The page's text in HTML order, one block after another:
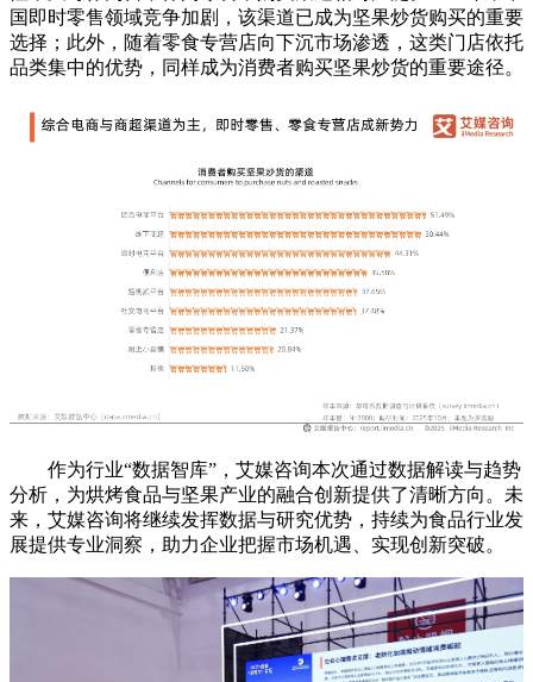
国即时零售领域竞争加剧，该渠道已成为坚果炒货购买的重要
选择；此外，随着零食专营店向下沉市场渗透，这类门店依托
品类集中的优势，同样成为消费者购买坚果炒货的重要途径。
作为行业“数据智库”，艾媒咨询本次通过数据解读与趋势
分析，为烘烤食品与坚果产业的融合创新提供了清晰方向。未
来，艾媒咨询将继续发挥数据与研究优势，持续为食品行业发
展提供专业洞察，助力企业把握市场机遇、实现创新突破。